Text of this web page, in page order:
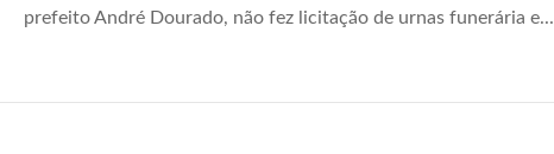
prefeito André Dourado, não fez licitação de urnas funerária e...